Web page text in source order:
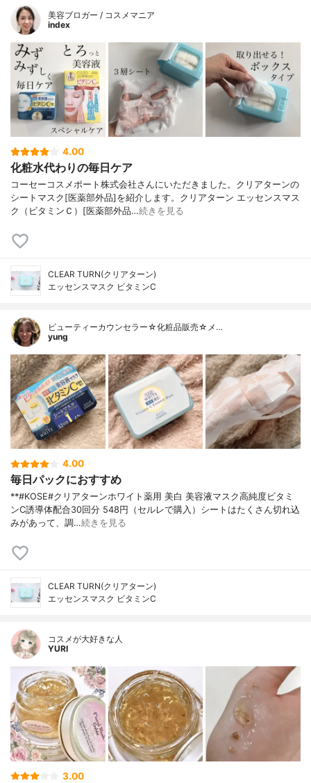
美容ブロガー / コスメマニア
index
4.00
化粧水代わりの毎日ケア
コーセーコスメポート株式会社さんにいただきました。クリアターンの
シートマスク[医薬部外品]を紹介します。クリアターン エッセンスマス
ク（ビタミンＣ）[医薬部外品…続きを見る
CLEAR TURN(クリアターン)
エッセンスマスク ビタミンC
ビューティーカウンセラー☆化粧品販売☆メ…
yung
4.00
毎日パックにおすすめ
**#KOSE#クリアターンホワイト薬用 美白 美容液マスク高純度ビタミ
ンC誘導体配合⁡30回分 548円（セルレで購入）⁡シートはたくさん切れ込
みがあって、調…続きを見る
CLEAR TURN(クリアターン)
エッセンスマスク ビタミンC
コスメが大好きな人
YURI
3.00